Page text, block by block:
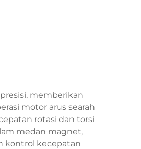
memberikan
motor arus searah
rotasi dan torsi
medan magnet,
kontrol kecepatan